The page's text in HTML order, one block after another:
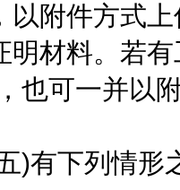
以附件方式
明材料。若
也可一并以
下列情形